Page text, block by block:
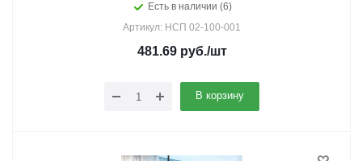
Есть в наличии (6)
Артикул: НСП 02-100-001
481.69руб./шт
В корзину